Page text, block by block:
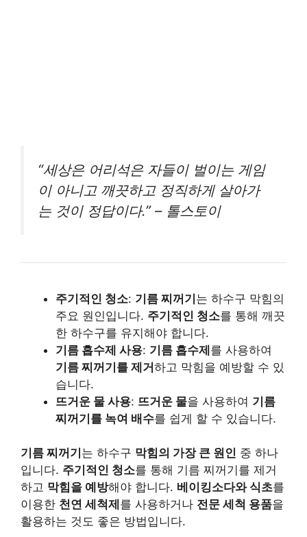
“세상은 어리석은 자들이 벌이는 게임
이 아니고 깨끗하고 정직하게 살아가
는 것이 정답이다.” – 톨스토이
주기적인 청소: 기름 찌꺼기는 하수구 막힘의
주요 원인입니다. 주기적인 청소를 통해 깨끗
한 하수구를 유지해야 합니다.
기름 흡수제 사용: 기름 흡수제를 사용하여
기름 찌꺼기를 제거하고 막힘을 예방할 수 있
습니다.
뜨거운 물 사용: 뜨거운 물을 사용하여 기름
찌꺼기를 녹여 배수를 쉽게 할 수 있습니다.
기름 찌꺼기 는 하수구 막힘의 가장 큰 원인 중 하나
입니다. 주기적인 청소를 통해 기름 찌꺼기를 제거
하고 막힘을 예방해야 합니다. 베이킹소다와 식초를
이용한 천연 세척제 를 사용하거나 전문 세척 용품을
활용하는 것도 좋은 방법입니다.